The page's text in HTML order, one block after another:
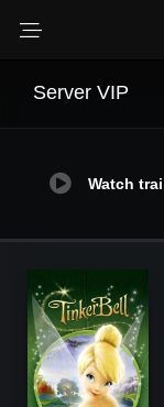
Server VIP
Watch